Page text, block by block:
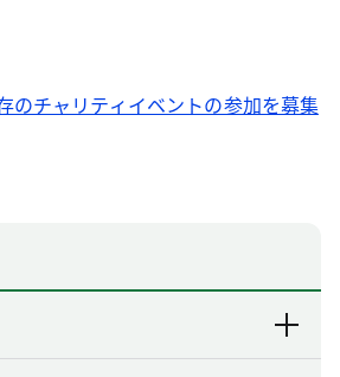
のチャリティイベントの参加を募集